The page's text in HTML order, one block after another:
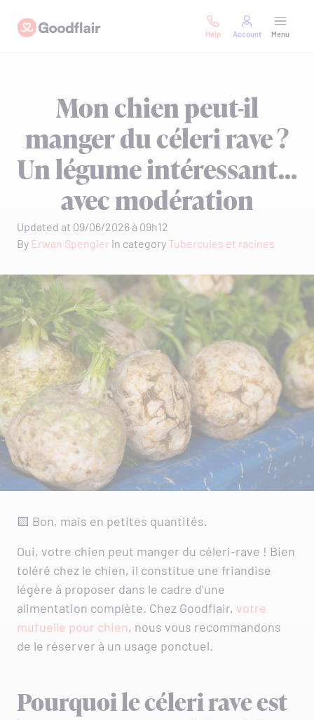
content
Goodflair
Help Account Menu
Mon chien peut-il
manger du céleri rave ?
Un légume intéressant…
avec modération
Updated at 09/06/2026 à 09h12
By Erwan Spengler in category Tubercules et racines
🟨 Bon, mais en petites quantités.
Oui, votre chien peut manger du céleri-rave ! Bien
toléré chez le chien, il constitue une friandise
légère à proposer dans le cadre d’une
alimentation complète. Chez Goodflair, votre
mutuelle pour chien, nous vous recommandons
de le réserver à un usage ponctuel.
Pourquoi le céleri rave est